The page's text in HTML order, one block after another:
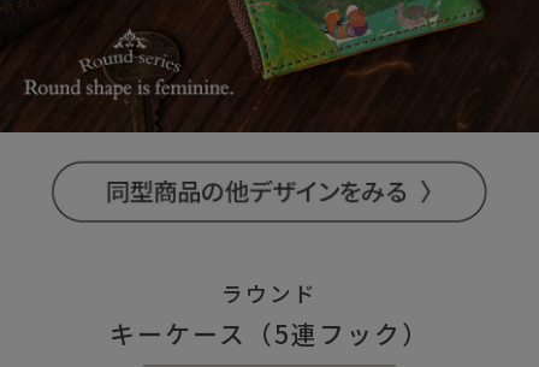
ラウンド
キーケース（5連フック）